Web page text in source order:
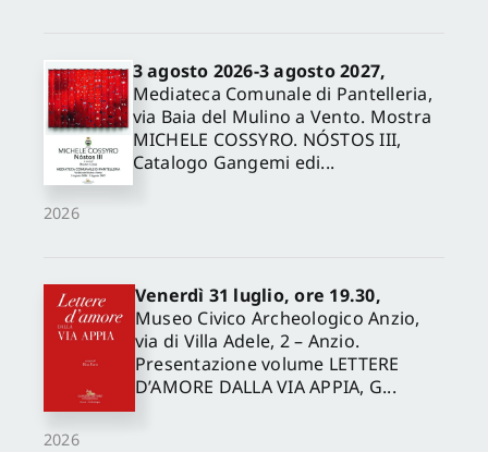
2026
3 agosto 2026-3 agosto 2027,
Mediateca Comunale di Pantelleria,
via Baia del Mulino a Vento. Mostra
MICHELE COSSYRO. NÓSTOS III,
Catalogo Gangemi edi...
2026
Venerdì 31 luglio, ore 19.30,
Museo Civico Archeologico Anzio,
via di Villa Adele, 2 – Anzio.
Presentazione volume LETTERE
D’AMORE DALLA VIA APPIA, G...